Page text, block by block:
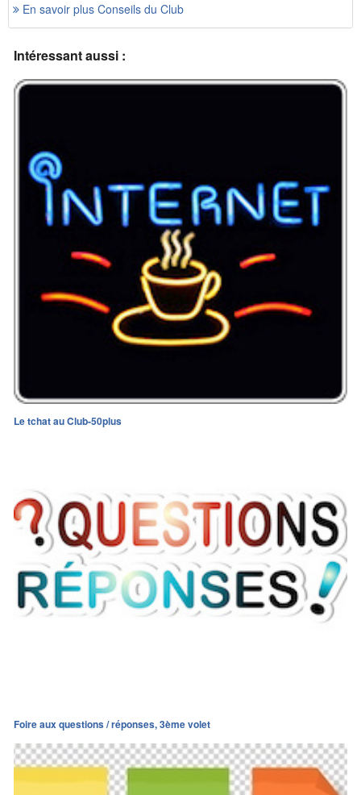
En savoir plus Conseils du Club
Intéressant aussi :
Le tchat au Club-50plus
Foire aux questions / réponses, 3ème volet